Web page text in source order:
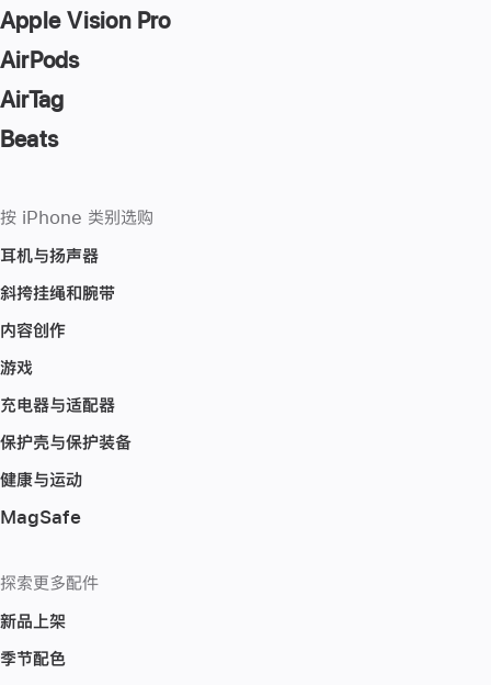
Apple Vision Pro
AirPods
AirTag
Beats
按 iPhone 类别选购
耳机与扬声器
斜挎挂绳和腕带
内容创作
游戏
充电器与适配器
保护壳与保护装备
健康与运动
MagSafe
探索更多配件
新品上架
季节配色